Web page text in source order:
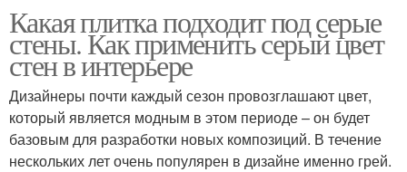
Какая плитка подходит под серые
стены. Как применить серый цвет
стен в интерьере
Дизайнеры почти каждый сезон провозглашают цвет,
который является модным в этом периоде – он будет
базовым для разработки новых композиций. В течение
нескольких лет очень популярен в дизайне именно грей.